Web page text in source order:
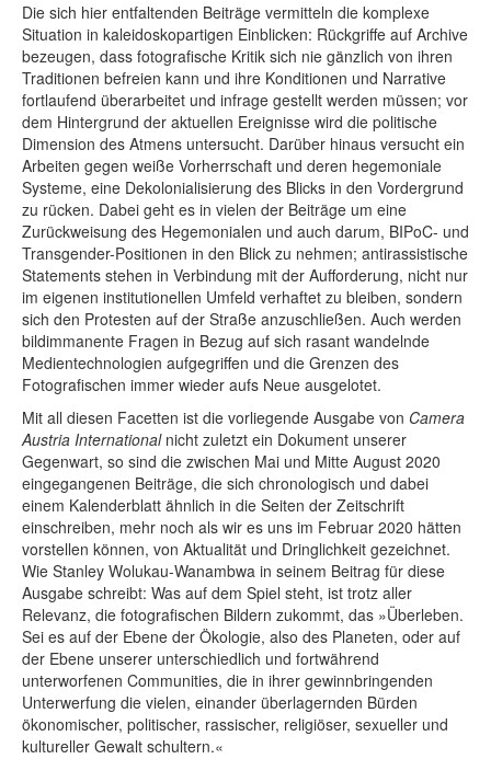
Die sich hier entfaltenden Beiträge vermitteln die komplexe
Situation in kaleidoskopartigen Einblicken: Rückgriffe auf Archive
bezeugen, dass fotografische Kritik sich nie gänzlich von ihren
Traditionen befreien kann und ihre Konditionen und Narrative
fortlaufend überarbeitet und infrage gestellt werden müssen; vor
dem Hintergrund der aktuellen Ereignisse wird die politische
Dimension des Atmens untersucht. Darüber hinaus versucht ein
Arbeiten gegen weiße Vorherrschaft und deren hegemoniale
Systeme, eine Dekolonialisierung des Blicks in den Vordergrund
zu rücken. Dabei geht es in vielen der Beiträge um eine
Zurückweisung des Hegemonialen und auch darum, BIPoC- und
Transgender-Positionen in den Blick zu nehmen; antirassistische
Statements stehen in Verbindung mit der Aufforderung, nicht nur
im eigenen institutionellen Umfeld verhaftet zu bleiben, sondern
sich den Protesten auf der Straße anzuschließen. Auch werden
bildimmanente Fragen in Bezug auf sich rasant wandelnde
Medientechnologien aufgegriffen und die Grenzen des
Fotografischen immer wieder aufs Neue ausgelotet.
Mit all diesen Facetten ist die vorliegende Ausgabe von Camera
Austria Internationalnicht zuletzt ein Dokument unserer
Gegenwart, so sind die zwischen Mai und Mitte August 2020
eingegangenen Beiträge, die sich chronologisch und dabei
einem Kalenderblatt ähnlich in die Seiten der Zeitschrift
einschreiben, mehr noch als wir es uns im Februar 2020 hätten
vorstellen können, von Aktualität und Dringlichkeit gezeichnet.
Wie Stanley Wolukau-Wanambwa in seinem Beitrag für diese
Ausgabe schreibt: Was auf dem Spiel steht, ist trotz aller
Relevanz, die fotografischen Bildern zukommt, das »Überleben.
Sei es auf der Ebene der Ökologie, also des Planeten, oder auf
der Ebene unserer unterschiedlich und fortwährend
unterworfenen Communities, die in ihrer gewinnbringenden
Unterwerfung die vielen, einander überlagernden Bürden
ökonomischer, politischer, rassischer, religiöser, sexueller und
kultureller Gewalt schultern.«